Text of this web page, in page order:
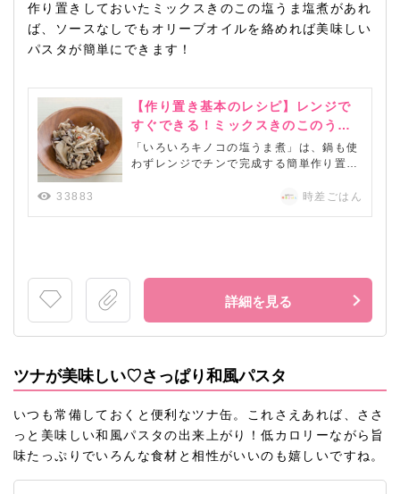
作り置きしておいたミックスきのこの塩うま塩煮があれ
ば、ソースなしでもオリーブオイルを絡めれば美味しい
パスタが簡単にできます！
【作り置き基本のレシピ】レンジで
すぐできる！ミックスきのこのうま
塩煮
「いろいろキノコの塩うま煮」は、鍋も使
わずレンジでチンで完成する簡単作り置き
は、ご飯に混ぜたり、トッピングに使った
33883 時差ごはん
詳細を見る
ツナが美味しい♡さっぱり和風パスタ
いつも常備しておくと便利なツナ缶。これさえあれば、ささ
っと美味しい和風パスタの出来上がり！低カロリーながら旨
味たっぷりでいろんな食材と相性がいいのも嬉しいですね。